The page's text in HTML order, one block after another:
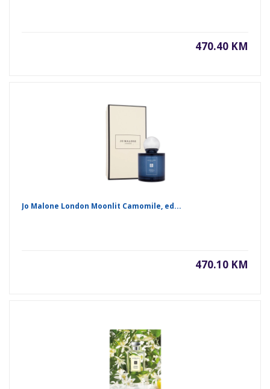
470.40 KM
Jo Malone London Moonlit Camomile, ed...
470.10 KM